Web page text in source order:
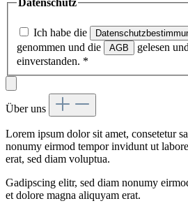
Ich habe die
genommen und die
AGB
gelesen
einverstanden. *
Über uns
Lorem ipsum dolor sit amet, consetetur
nonumy eirmod tempor invidunt ut
erat, sed diam voluptua.
Gadipscing elitr, sed diam nonumy
et dolore magna aliquyam erat.